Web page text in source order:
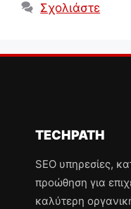
Σχολιάστε
TECHPATH
SEO υπηρεσίες,
προώθηση για
καλύτερη